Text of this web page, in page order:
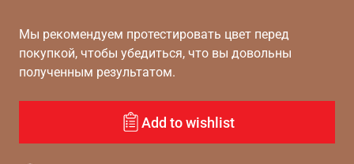
Мы рекомендуем протестировать цвет перед
покупкой, чтобы убедиться, что вы довольны
полученным результатом.
Add to wishlist